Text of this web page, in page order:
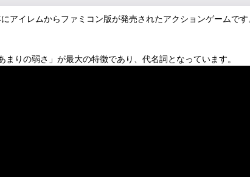
イレムからファミコン版が発売されたアクションゲームです
りの弱さ」が最大の特徴であり、代名詞となっています。